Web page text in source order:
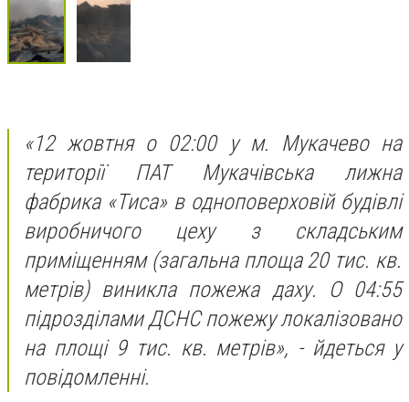
«12 жовтня о 02:00 у м. Мукачево на
території ПАТ Мукачівська лижна
фабрика «Тиса» в одноповерховій будівлі
виробничого цеху з складським
приміщенням (загальна площа 20 тис. кв.
метрів) виникла пожежа даху. О 04:55
підрозділами ДСНС пожежу локалізовано
на площі 9 тис. кв. метрів», - йдеться у
повідомленні.